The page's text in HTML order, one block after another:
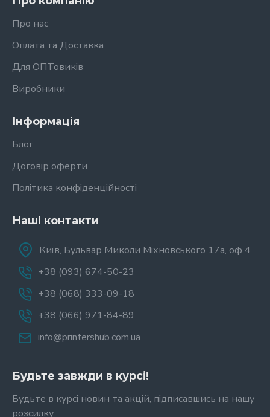
Про нас
Оплата та Доставка
Для ОПТовиків
Виробники
Інформація
Блог
Договір оферти
Політика конфіденційності
Наші контакти
Київ, Бульвар Миколи Міхновського 17а, оф 4
+38 (093) 674-50-23
+38 (068) 333-09-18
+38 (066) 971-84-89
info@printershub.com.ua
Будьте завжди в курсі!
Будьте в курсі новин та акцій, підписавшись на нашу
розсилку